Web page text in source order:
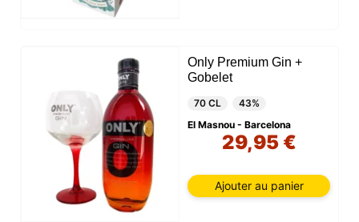
Only Premium Gin +
Gobelet
70 CL
43%
El Masnou - Barcelona
29,95 €
Ajouter au panier